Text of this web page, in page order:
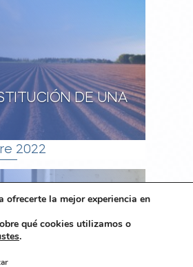
DE UNA
2022
EN TODA
DE
ofrecerte la mejor experiencia en
qué cookies utilizamos o
.